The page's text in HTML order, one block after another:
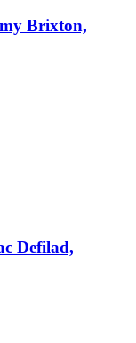
Brixton,
Defilad,